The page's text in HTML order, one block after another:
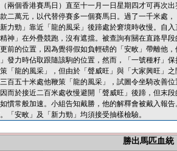
兩個香港賽馬日）直至十一月一日星期四才可再次
二萬元，以代替停賽多一個賽馬日。過了一千米處
力勁」靠近「龍的風采」後蹄處於窘境時收慢。自
神」在外疊競跑，沒有遮擋。被查詢有關在直路早
前的位置，因為覺得假如負輕磅的「安畋」帶離他
發力時佔取跟隨該駒的位置，然而，「一號種籽」
「龍的風采」，但由於「聲威旺」與「大家興旺」
百五十米處他鞭策「龍的風采」，試圖令坐騎改善
而於接近二百米處收慢避開「聲威旺」後蹄，但末
慣常般加速。小組告知戴勝，他的解釋會被戴入報
「安畋」及「新力勁」均須接受抽樣檢驗。
勝出馬匹血統